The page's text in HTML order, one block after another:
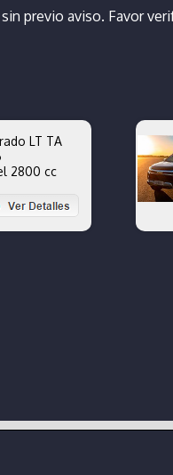
previo aviso. Favor
LT TA
2800 cc